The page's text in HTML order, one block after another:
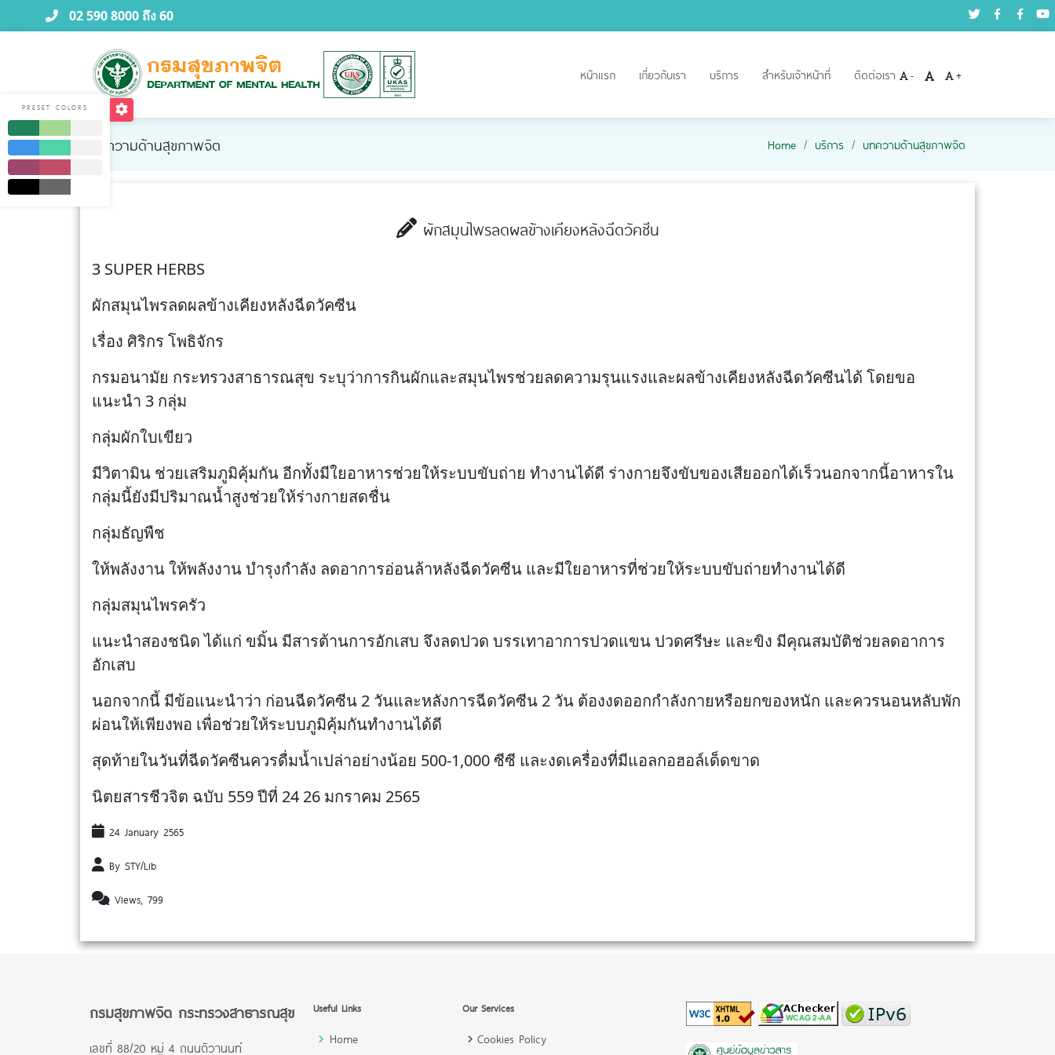
02 590 8000 ถึง 60
หน้าแรก เกี่ยวกับเรา บริการ สำหรับเจ้าหน้าที่ ติดต่อเรา - +
บทความด้านสุขภาพจิต Home บริการ บทความด้านสุขภาพจิต
ผักสมุนไพรลดผลข้างเคียงหลังฉีดวัคซีน
3 SUPER HERBS
ผักสมุนไพรลดผลข้างเคียงหลังฉีดวัคซีน
เรื่อง ศิริกร โพธิจักร
กรมอนามัย กระทรวงสาธารณสุข ระบุว่าการกินผักและสมุนไพรช่วยลดความรุนแรงและผลข้างเคียงหลังฉีดวัคซีนได้ โดยขอ
แนะนำ 3 กลุ่ม
กลุ่มผักใบเขียว
มีวิตามิน ช่วยเสริมภูมิคุ้มกัน อีกทั้งมีใยอาหารช่วยให้ระบบขับถ่าย ทำงานได้ดี ร่างกายจึงขับของเสียออกได้เร็วนอกจากนี้อาหารใน
กลุ่มนี้ยังมีปริมาณน้ำสูงช่วยให้ร่างกายสดชื่น
กลุ่มธัญพืช
ให้พลังงาน ให้พลังงาน บำรุงกำลัง ลดอาการอ่อนล้าหลังฉีดวัคซีน และมีใยอาหารที่ช่วยให้ระบบขับถ่ายทำงานได้ดี
กลุ่มสมุนไพรครัว
แนะนำสองชนิด ได้แก่ ขมิ้น มีสารต้านการอักเสบ จึงลดปวด บรรเทาอาการปวดแขน ปวดศรีษะ และขิง มีคุณสมบัติช่วยลดอาการ
อักเสบ
นอกจากนี้ มีข้อแนะนำว่า ก่อนฉีดวัคซีน 2 วันและหลังการฉีดวัคซีน 2 วัน ต้องงดออกกำลังกายหรือยกของหนัก และควรนอนหลับพัก
ผ่อนให้เพียงพอ เพื่อช่วยให้ระบบภูมิคุ้มกันทำงานได้ดี
สุดท้ายในวันที่ฉีดวัคซีนควรดื่มน้ำเปล่าอย่างน้อย 500-1,000 ซีซี และงดเครื่องที่มีแอลกอฮอล์เด็ดขาด
นิตยสารชีวจิต ฉบับ 559 ปีที่ 24 26 มกราคม 2565
24 January 2565
By STY/Lib
Views, 799
กรมสุขภาพจิต กระทรวงสาธารณสุข
เลขที่ 88/20 หมู่ 4 ถนนติวานนท์
Useful Links
Home
Our Services
Cookies Policy
PRESET COLORS